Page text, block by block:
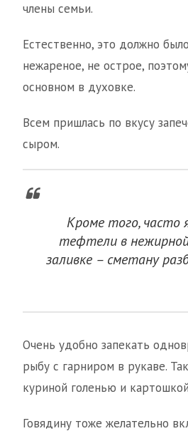
члены семьи.
Естественно, это должно
нежареное, не острое,
основном в духовке.
Всем пришлась по вкусу
сыром.
Кроме того, часто
тефтели в
заливке – сметану
Очень удобно запекать
рыбу с гарниром в рукаве.
куриной голенью и
Говядину тоже желательно